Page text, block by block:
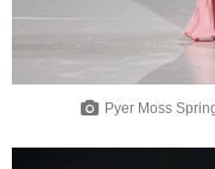
Pyer Moss